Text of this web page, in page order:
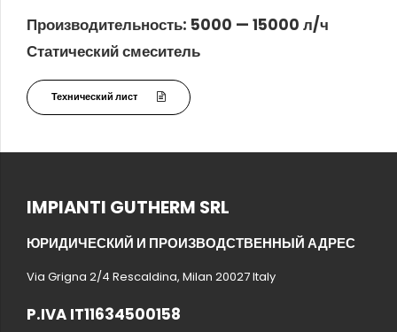
Производительность: 5000 — 15000 л/ч
Статический смеситель
Технический лист
IMPIANTI GUTHERM SRL
ЮРИДИЧЕСКИЙ И ПРОИЗВОДСТВЕННЫЙ АДРЕС
Via Grigna 2/4 Rescaldina, Milan 20027 Italy
P.IVA IT11634500158